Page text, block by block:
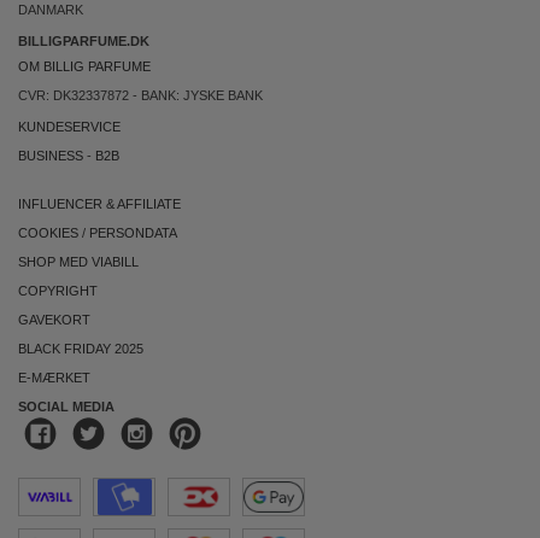
DANMARK
BILLIGPARFUME.DK
OM BILLIG PARFUME
CVR: DK32337872 - BANK: JYSKE BANK
KUNDESERVICE
BUSINESS - B2B
INFLUENCER & AFFILIATE
COOKIES / PERSONDATA
SHOP MED VIABILL
COPYRIGHT
GAVEKORT
BLACK FRIDAY 2025
E-MÆRKET
SOCIAL MEDIA